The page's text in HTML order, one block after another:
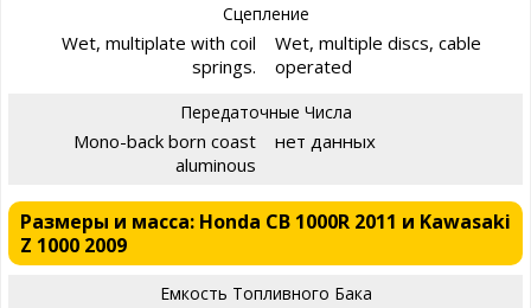
Сцепление
Wet, multiplate with coil
springs.
Wet, multiple discs, cable
operated
Передаточные Числа
Mono-back born coast
aluminous
нет данных
Размеры и масса: Honda CB 1000R 2011 и Kawasaki
Z 1000 2009
Емкость Топливного Бака